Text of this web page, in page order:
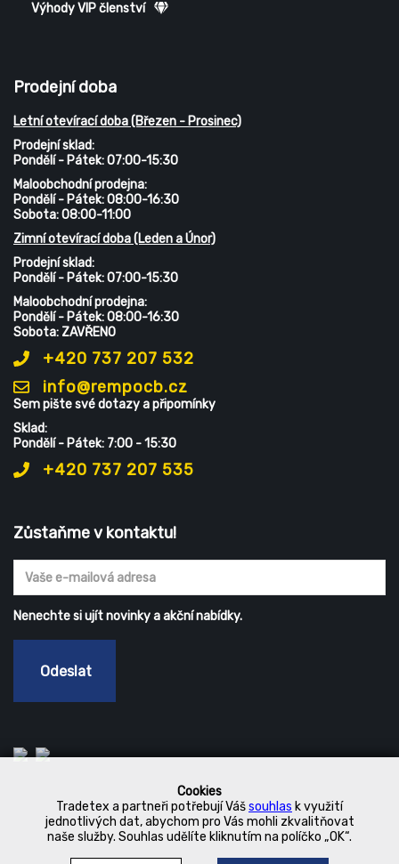
Cookies
Tradetex a partneři potřebují Vášsouhlas k využití
jednotlivých dat, abychom pro Vás mohli zkvalitňovat
naše služby. Souhlas udělíte kliknutím na políčko „OK“.
Výhody VIP členství
Prodejní doba
Letní otevírací doba (Březen - Prosinec)
Prodejní sklad:
Pondělí - Pátek: 07:00-15:30
Maloobchodní prodejna:
Pondělí - Pátek: 08:00-16:30
Sobota: 08:00-11:00
Zimní otevírací doba (Leden a Únor)
Prodejní sklad:
Pondělí - Pátek: 07:00-15:30
Maloobchodní prodejna:
Pondělí - Pátek: 08:00-16:30
Sobota: ZAVŘENO
+420 737 207 532
info@rempocb.cz
Sem pište své dotazy a připomínky
Sklad:
Pondělí - Pátek: 7:00 - 15:30
+420 737 207 535
Zůstaňme v kontaktu!
Nenechte si ujít novinky a akční nabídky.
Odeslat